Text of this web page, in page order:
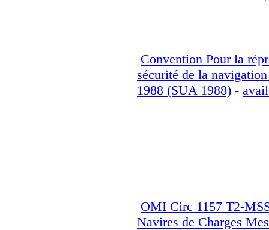
Convention Pour la
sécurité de la
1988 (SUA 1988) -
OMI Circ 1157 T2-
Navires de Charges